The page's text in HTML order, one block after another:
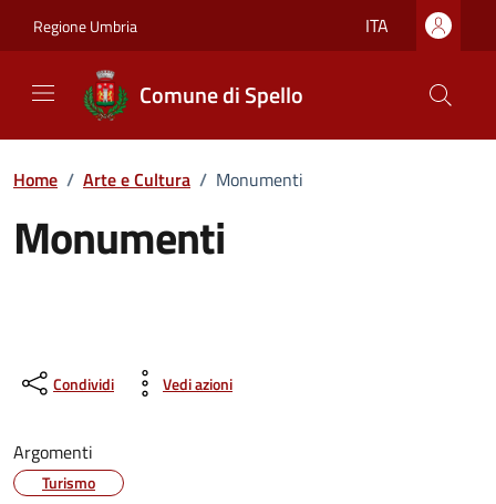
Regione Umbria ITA
Comune di Spello
Home / Arte e Cultura / Monumenti
Monumenti
Condividi Vedi azioni
Argomenti
Turismo